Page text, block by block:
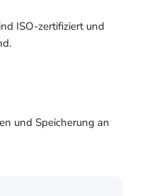
ISO-zertifiziert und
und Speicherung an